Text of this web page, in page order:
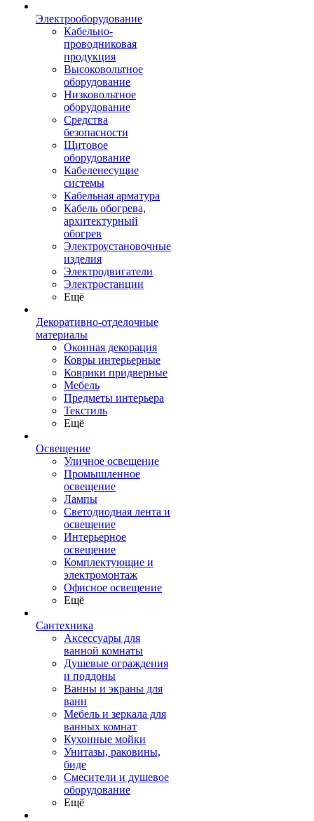
Электрооборудование
Кабельно-
проводниковая
продукция
Высоковольтное
оборудование
Низковольтное
оборудование
Средства
безопасности
Щитовое
оборудование
Кабеленесущие
системы
Кабельная арматура
Кабель обогрева,
архитектурный
обогрев
Электроустановочные
изделия
Электродвигатели
Электростанции
Ещё
Декоративно-отделочные
материалы
Оконная декорация
Ковры интерьерные
Коврики придверные
Мебель
Предметы интерьера
Текстиль
Ещё
Освещение
Уличное освещение
Промышленное
освещение
Лампы
Светодиодная лента и
освещение
Интерьерное
освещение
Комплектующие и
электромонтаж
Офисное освещение
Ещё
Сантехника
Аксессуары для
ванной комнаты
Душевые ограждения
и поддоны
Ванны и экраны для
ванн
Мебель и зеркала для
ванных комнат
Кухонные мойки
Унитазы, раковины,
биде
Смесители и душевое
оборудование
Ещё